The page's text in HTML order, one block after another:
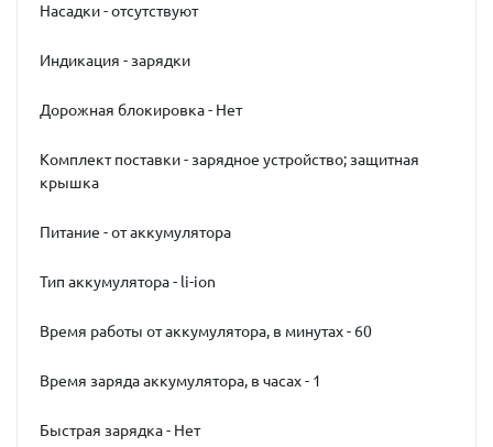
Насадки - отсутствуют
Индикация - зарядки
Дорожная блокировка - Нет
Комплект поставки - зарядное устройство; защитная
крышка
Питание - от аккумулятора
Тип аккумулятора - li-ion
Время работы от аккумулятора, в минутах - 60
Время заряда аккумулятора, в часах - 1
Быстрая зарядка - Нет